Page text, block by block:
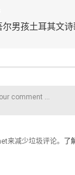
尔男孩土耳其文
来减少垃圾评论。 了